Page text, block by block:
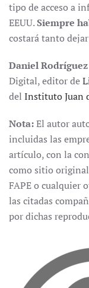
tipo de acceso a
EEUU.Siempre
costará tanto
Daniel
Digital, editor de
del Instituto Juan
Nota:El autor
incluidas las
artículo, con la
como sitio
FAPE o cualquier
las citadas
por dichas